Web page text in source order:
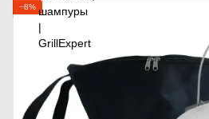
−8%